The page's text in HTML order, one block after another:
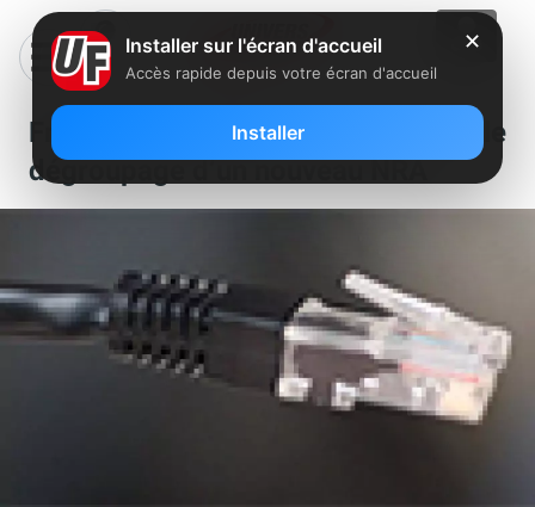
Free déploie dans la Vienne avec le
dégroupage d’un nouveau NRA
✕
Installer sur l'écran d'accueil
Accès rapide depuis votre écran d'accueil
Installer